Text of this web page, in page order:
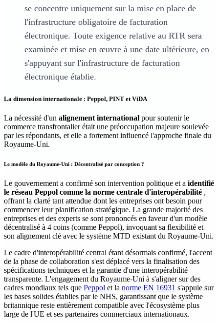
se concentre uniquement sur la mise en place de
l'infrastructure obligatoire de facturation
électronique. Toute exigence relative au RTR sera
examinée et mise en œuvre à une date ultérieure, en
s'appuyant sur l'infrastructure de facturation
électronique établie.
La dimension internationale : Peppol, PINT et ViDA
La nécessité d'un alignement international pour soutenir le
commerce transfrontalier était une préoccupation majeure soulevée
par les répondants, et elle a fortement influencé l'approche finale du
Royaume-Uni.
Le modèle du Royaume-Uni : Décentralisé par conception ?
Le gouvernement a confirmé son intervention politique et a identifié
le réseau Peppol comme la norme centrale d'interopérabilité ,
offrant la clarté tant attendue dont les entreprises ont besoin pour
commencer leur planification stratégique. La grande majorité des
entreprises et des experts se sont prononcés en faveur d'un modèle
décentralisé à 4 coins (comme Peppol), invoquant sa flexibilité et
son alignement clé avec le système MTD existant du Royaume-Uni.
Le cadre d'interopérabilité central étant désormais confirmé, l'accent
de la phase de collaboration s'est déplacé vers la finalisation des
spécifications techniques et la garantie d'une interopérabilité
transparente. L'engagement du Royaume-Uni à s'aligner sur des
cadres mondiaux tels que Peppol et la norme EN 16931 s'appuie sur
les bases solides établies par le NHS, garantissant que le système
britannique reste entièrement compatible avec l'écosystème plus
large de l'UE et ses partenaires commerciaux internationaux.